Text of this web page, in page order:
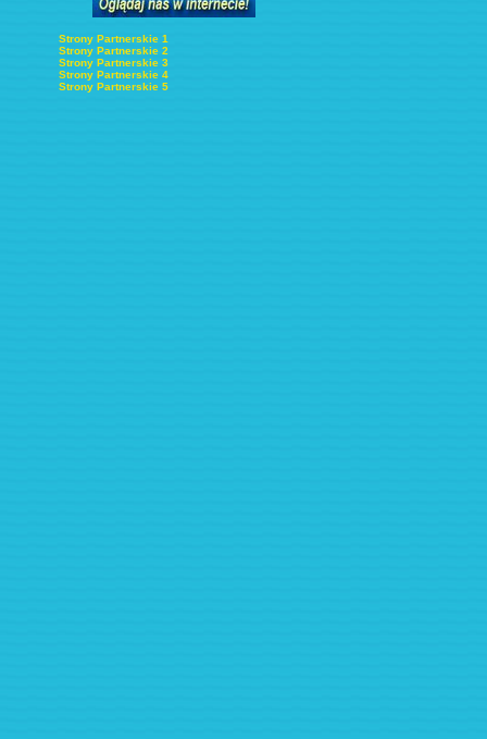
Strony Partnerskie 1
Strony Partnerskie 2
Strony Partnerskie 3
Strony Partnerskie 4
Strony Partnerskie 5